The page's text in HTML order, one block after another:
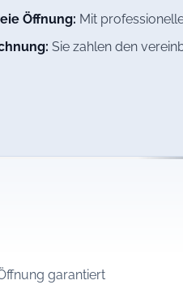
Öffnung: Mit
Sie zahlen den
garantiert